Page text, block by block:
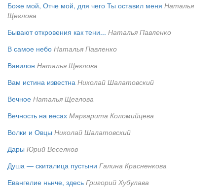
Боже мой, Отче мой, для чего Ты оставил меня Наталья
Щеглова
Бывают откровения как тени... Наталья Павленко
В самое небо Наталья Павленко
Вавилон Наталья Щеглова
Вам истина известна Николай Шалатовский
Вечное Наталья Щеглова
Вечность на весах Маргарита Коломийцева
Волки и Овцы Николай Шалатовский
Дары Юрий Веселков
Душа — скиталица пустыни Галина Красненкова
Евангелие ньнче, здесь Григорий Хубулава